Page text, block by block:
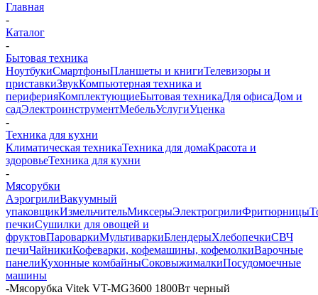
Главная
-
Каталог
-
Бытовая техника
НоутбукиСмартфоныПланшеты и книгиТелевизоры и
приставкиЗвукКомпьютерная техника и
периферияКомплектующиеБытовая техникаДля офисаДом и
садЭлектроинструментМебельУслугиУценка
-
Техника для кухни
Климатическая техникаТехника для домаКрасота и
здоровьеТехника для кухни
-
Мясорубки
АэрогрилиВакуумный
упаковщикИзмельчительМиксерыЭлектрогрилиФритюрницы
печкиСушилки для овощей и
фруктовПароваркиМультиваркиБлендерыХлебопечкиСВЧ
печиЧайникиКофеварки, кофемашины, кофемолкиВарочные
панелиКухонные комбайныСоковыжималкиПосудомоечные
машины
-Мясорубка Vitek VT-MG3600 1800Вт черный